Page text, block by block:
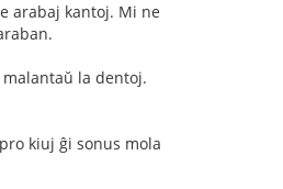
arabaj kantoj. Mi ne
la dentoj.
kiuj ĝi sonus mola